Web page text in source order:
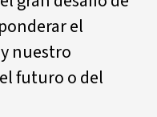
el
nuestro
futuro o del